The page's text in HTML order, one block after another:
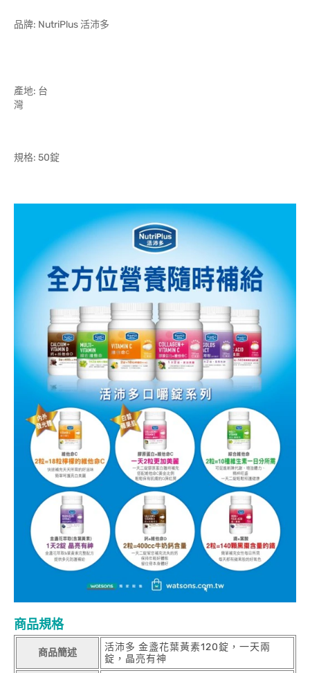
品牌: NutriPlus 活沛多
產地: 台
規格: 50錠
商品規格
商品簡述
活沛多 金盞花葉黃素120錠，一天兩
錠，晶亮有神